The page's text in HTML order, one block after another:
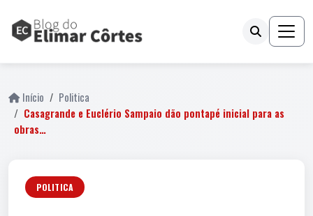
Início
Politica
Casagrande e Euclério Sampaio dão pontapé inicial para as
obras…
POLITICA